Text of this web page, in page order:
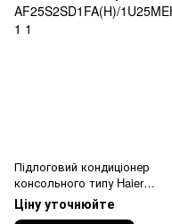
Підлоговий кондиціонер
консольного типу Haier
AF25S2SD1FA(H)/1U25MEHFR
A-1
Ціну уточнюйте